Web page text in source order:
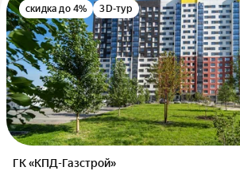
скидка до 4% 3D-тур
ГК «КПД-Газстрой»